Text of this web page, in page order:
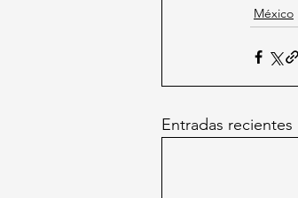
México
Entradas recientes